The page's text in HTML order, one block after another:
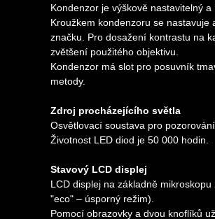
Kondenzor je výškově nastavitelný
Kroužkem kondenzoru se
značku. Pro dosažení kontrastu na
zvětšení použitého objektivu.
Kondenzor má slot pro posuvník
metody.
Zdroj procházejícího světla
Osvětlovací soustava pro
Životnost LED diod je 50 000 hodin.
Stavový LCD displej
LCD displej na základně
"eco" – úsporný režim).
Pomocí obrazovky a dvou knoflíků